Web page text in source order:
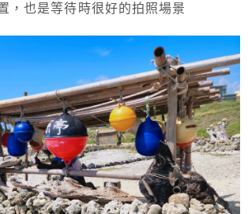
，也是等待時很好的拍照場景